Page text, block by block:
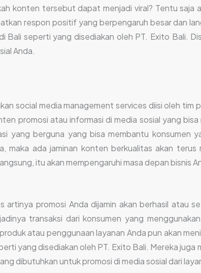
konten tersebut dapat menjadi viral? Tentu saja
respon positif yang berpengaruh besar dan
seperti yang disediakan oleh PT. Exito Bali.
Anda.
social media management services diisi oleh tim
promosi atau informasi di media sosial yang
berguna yang bisa membantu konsumen
maka ada jaminan konten berkualitas akan terus
itu akan mempengaruhi masa depan bisnis
artinya promosi Anda dijamin akan berhasil atau
transaksi dari konsumen yang
atau penggunaan layanan Anda pun akan
yang disediakan oleh PT. Exito Bali. Mereka juga
dibutuhkan untuk promosi di media sosial dari